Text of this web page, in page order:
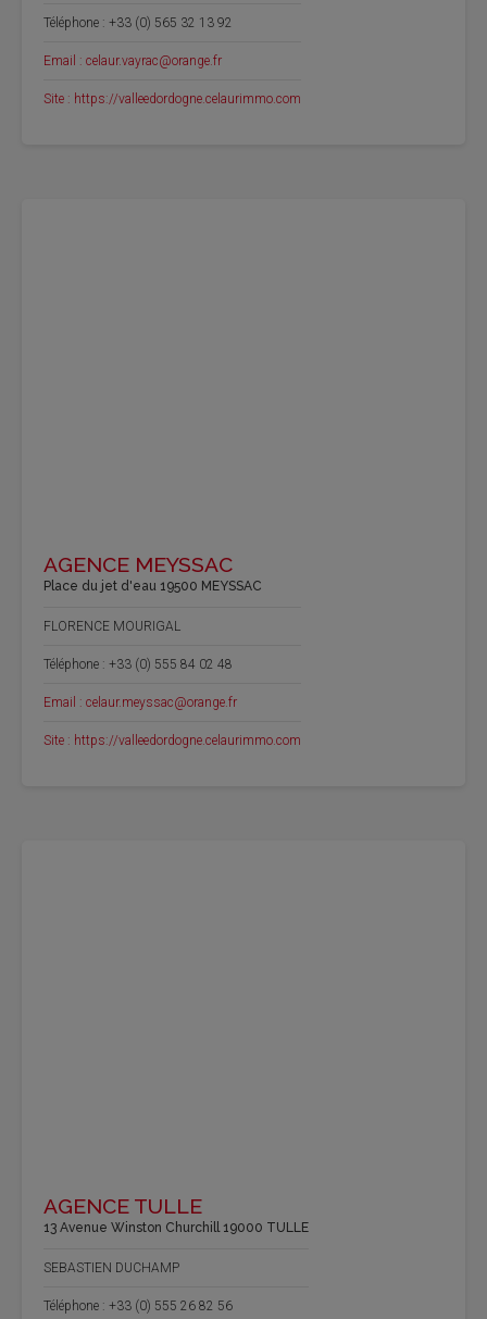
Téléphone : +33 (0) 565 32 13 92
Email : celaur.vayrac@orange.fr
Site : https://valleedordogne.celaurimmo.com
AGENCE MEYSSAC
Place du jet d'eau 19500 MEYSSAC
FLORENCE MOURIGAL
Téléphone : +33 (0) 555 84 02 48
Email : celaur.meyssac@orange.fr
Site : https://valleedordogne.celaurimmo.com
AGENCE TULLE
13 Avenue Winston Churchill 19000 TULLE
SEBASTIEN DUCHAMP
Téléphone : +33 (0) 555 26 82 56